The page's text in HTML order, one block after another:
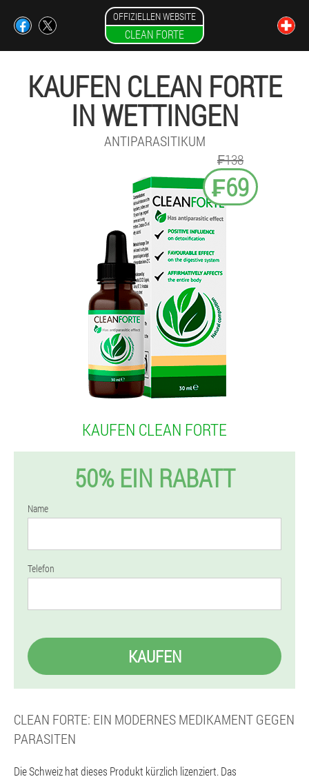
OFFIZIELLEN WEBSITE
CLEAN FORTE
KAUFEN CLEAN FORTE
IN WETTINGEN
ANTIPARASITIKUM
₣138
₣69
KAUFEN CLEAN FORTE
50% EIN RABATT
Name
Telefon
KAUFEN
CLEAN FORTE: EIN MODERNES MEDIKAMENT GEGEN
PARASITEN
Die Schweiz hat dieses Produkt kürzlich lizenziert. Das